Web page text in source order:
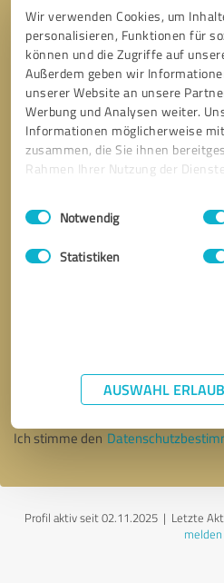
Wir verwenden Cookies, um
personalisieren, Funktionen für
können und die Zugriffe auf
Außerdem geben wir
unserer Website an unsere
Werbung und Analysen weiter.
Informationen möglicherweise
zusammen, die Sie ihnen
Rahmen Ihrer Nutzung der
Impressum
Einwilligungsauswahl
Notwendig
Statistiken
AUSWAHLNachricht
Ich stimme den
Profil aktiv seit 02.11.2025 | Letzte
melden